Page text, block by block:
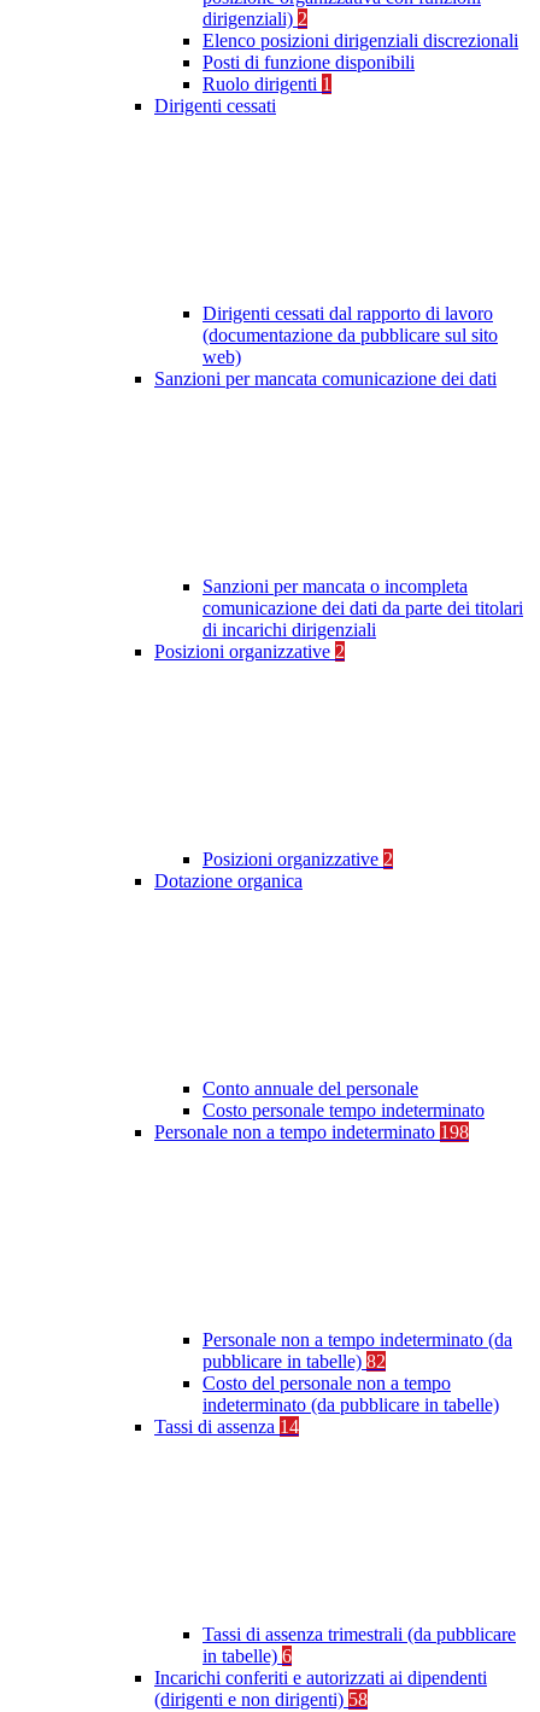
dirigenziali) 2
Elenco posizioni dirigenziali discrezionali
Posti di funzione disponibili
Ruolo dirigenti 1
Dirigenti cessati
Dirigenti cessati dal rapporto di lavoro
(documentazione da pubblicare sul sito
web)
Sanzioni per mancata comunicazione dei dati
Sanzioni per mancata o incompleta
comunicazione dei dati da parte dei titolari
di incarichi dirigenziali
Posizioni organizzative 2
Posizioni organizzative 2
Dotazione organica
Conto annuale del personale
Costo personale tempo indeterminato
Personale non a tempo indeterminato 198
Personale non a tempo indeterminato (da
pubblicare in tabelle) 82
Costo del personale non a tempo
indeterminato (da pubblicare in tabelle)
Tassi di assenza 14
Tassi di assenza trimestrali (da pubblicare
in tabelle) 6
Incarichi conferiti e autorizzati ai dipendenti
(dirigenti e non dirigenti) 58